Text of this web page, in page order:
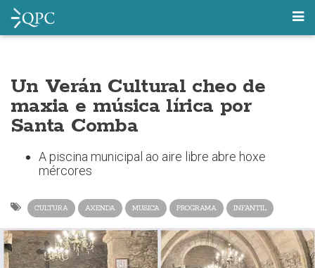
Un Verán Cultural cheo de
maxia e música lírica por
Santa Comba
A piscina municipal ao aire libre abre hoxe
mércores
CULTURA AXENDA MUSICA PROGRAMA INFANTIL